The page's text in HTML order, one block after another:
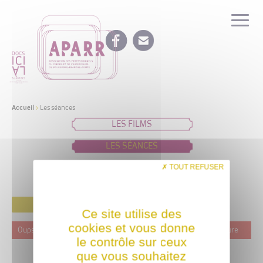
Accueil > Les séances
LES FILMS
LES SÉANCES
IDÉES DE PROGRAMMATION
Oups ! Ce film n'est programmé actuellement dans aucune structure
Ce site utilise des
cookies et vous donne
le contrôle sur ceux
que vous souhaitez
TOUT REFUSER